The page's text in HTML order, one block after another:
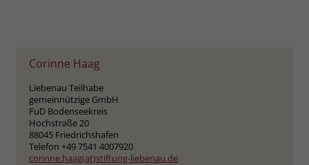
Corinne Haag
Liebenau Teilhabe
gemeinnützige GmbH
FuD Bodenseekreis
Hochstraße 20
88045 Friedrichshafen
Telefon +49 7541 4007920
corinne.haag(at)stiftung-liebenau.de
Unternehmen zurückzusenden.